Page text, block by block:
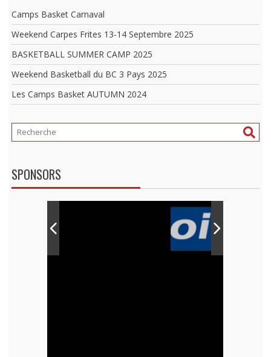
Camps Basket Carnaval
Weekend Carpes Frites 13-14 Septembre 2025
BASKETBALL SUMMER CAMP 2025
Weekend Basketball du BC 3 Pays 2025
Les Camps Basket AUTUMN 2024
SPONSORS